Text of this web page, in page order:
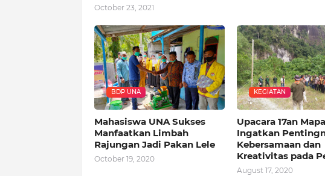
October 23, 2021
BDP UNA
Mahasiswa UNA Sukses
Manfaatkan Limbah
Rajungan Jadi Pakan Lele
October 19, 2020
KEGIATAN
Upacara 17an
Ingatkan
Kebersamaan dan
Kreativitas pada
August 17, 2020